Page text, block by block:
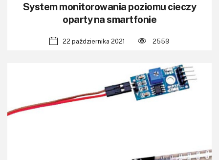
System monitorowania poziomu cieczy
oparty na smartfonie
22 października 2021 2559